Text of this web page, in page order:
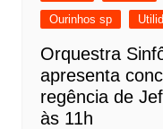
Ourinhos sp
Orquestra
apresenta
regência de
às 11h